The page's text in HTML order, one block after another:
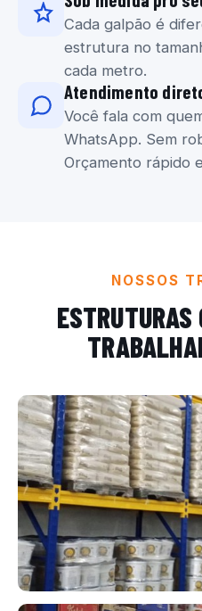
Cada galpão é
estrutura no
cada metro.
Atendimento
Você fala com
WhatsApp. Sem
Orçamento rápido
NOSSOS
ESTRUTURAS